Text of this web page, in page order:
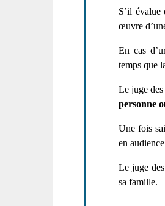
S’il
œuvre
En cas
temps que
Le juge
personne
Une fois
en
Le juge
sa famille.